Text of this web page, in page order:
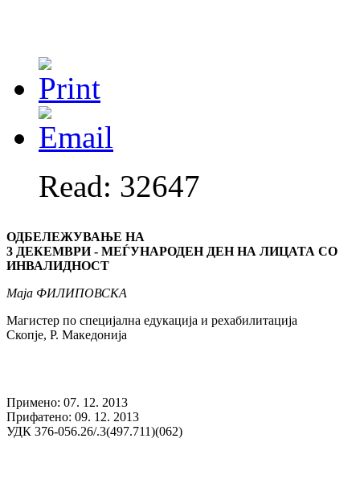
Read: 32647
ОДБЕЛЕЖУВАЊЕ НА
3 ДЕКЕМВРИ - МЕЃУНАРОДЕН ДЕН НА ЛИЦАТА СО
ИНВАЛИДНОСТ
Маја ФИЛИПОВСКА
Магистер по специјална едукација и рехабилитација
Скопје, Р. Македонија
Примено: 07. 12. 2013
Прифатено: 09. 12. 2013
УДК 376-056.26/.3(497.711)(062)